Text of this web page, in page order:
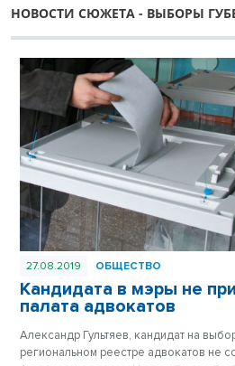
НОВОСТИ СЮЖЕТА - ВЫБОРЫ
27.08.2019 ОБЩЕСТВО
Кандидата в мэры не
палата адвокатов
Александр Гультяев, кандидат на
региональном реестре адвокатов не